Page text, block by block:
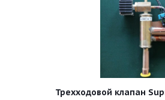
Трехходовой клапан